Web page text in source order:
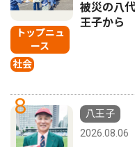
トップニュ
ース
社会
被災の八
王子から
8
八王子
2026.08.06